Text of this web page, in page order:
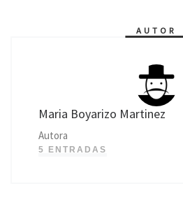
AUTOR
Maria Boyarizo Martinez
Autora
5 ENTRADAS